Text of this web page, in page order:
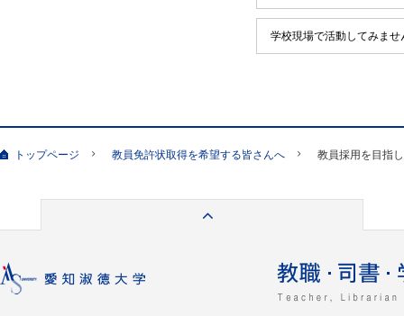
学校現場で活動してみませ
トップページ 教員免許状取得を希望する皆さんへ 教員採用を目指